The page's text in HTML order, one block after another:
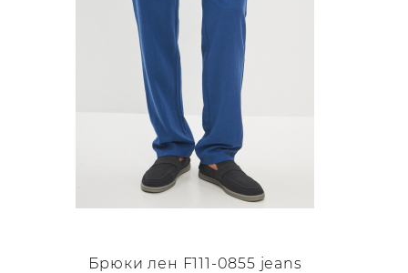
странице
Брюки лен F111-0855 jeans